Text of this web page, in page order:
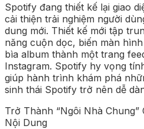
Spotify đang thiết kế lại giao
cải thiện trải nghiệm người
dung mới. Thiết kế mới tập
năng cuộn dọc, biến màn
bìa album thành một trang
Instagram. Spotify hy vọng
giúp hành trình khám phá
sinh thái Spotify trở nên dễ
Trở Thành “Ngôi Nhà Chung”
Nội Dung